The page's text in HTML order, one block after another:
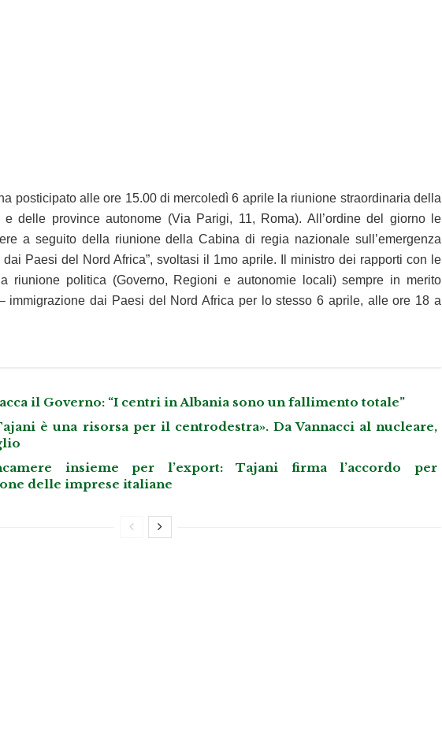
posticipato alle ore 15.00 di mercoledì 6 aprile la riunione straordinaria della
delle province autonome (Via Parigi, 11, Roma). All’ordine del giorno le
a seguito della riunione della Cabina di regia nazionale sull’emergenza
Paesi del Nord Africa”, svoltasi il 1mo aprile. Il ministro dei rapporti con le
riunione politica (Governo, Regioni e autonomie locali) sempre in merito
immigrazione dai Paesi del Nord Africa per lo stesso 6 aprile, alle ore 18 a
il Governo: “I centri in Albania sono un fallimento totale”
è una risorsa per il centrodestra». Da Vannacci al nucleare,
insieme per l’export: Tajani firma l’accordo per
delle imprese italiane